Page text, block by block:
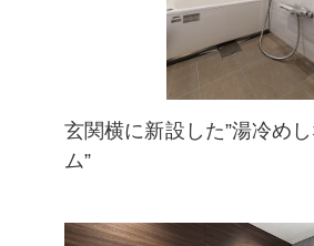
玄関横に新設した”湯冷め
ム”